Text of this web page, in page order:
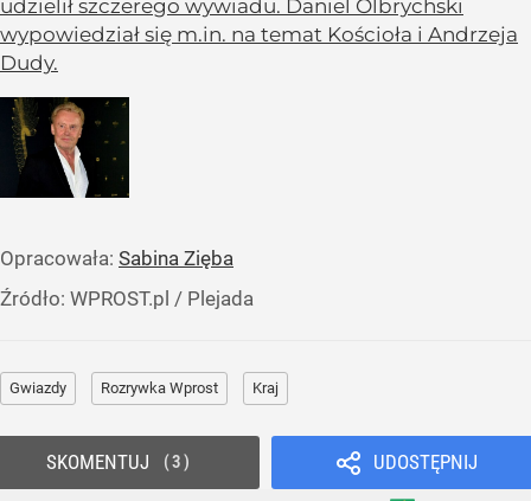
udzielił szczerego wywiadu. Daniel Olbrychski
wypowiedział się m.in. na temat Kościoła i Andrzeja
Dudy.
Opracowała: Sabina Zięba
Źródło: WPROST.pl / Plejada
Gwiazdy Rozrywka Wprost Kraj
UDOSTĘPNIJ
SKOMENTUJ 3